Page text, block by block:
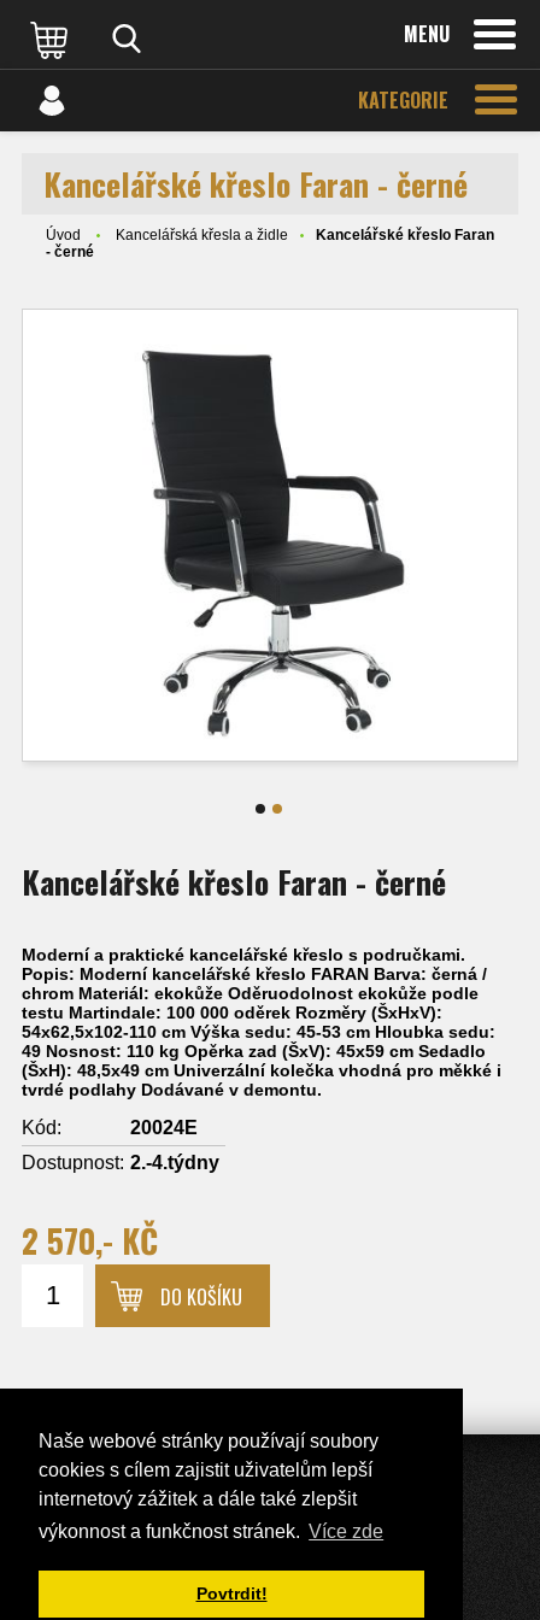
Naše webové stránky používají soubory
cookies s cílem zajistit uživatelům lepší
internetový zážitek a dále také zlepšit
výkonnost a funkčnost stránek. Více zde
Povtrdit!
MENU
KATEGORIE
Kancelářské křeslo Faran - černé
Úvod Kancelářská křesla a židle
Kancelářské křeslo Faran
- černé
Kancelářské křeslo Faran - černé
Moderní a praktické kancelářské křeslo s područkami.
Popis: Moderní kancelářské křeslo FARAN Barva: černá /
chrom Materiál: ekokůže Oděruodolnost ekokůže podle
testu Martindale: 100 000 oděrek Rozměry (ŠxHxV):
54x62,5x102-110 cm Výška sedu: 45-53 cm Hloubka sedu:
49 Nosnost: 110 kg Opěrka zad (ŠxV): 45x59 cm Sedadlo
(ŠxH): 48,5x49 cm Univerzální kolečka vhodná pro měkké i
tvrdé podlahy Dodávané v demontu.
Kód:
20024E
Dostupnost: 2.-4.týdny
2 570,- KČ
DO KOŠÍKU
Přepnout zobrazení na plnou verzi
Copyright 2017 - 2026 © Nábytek Lux